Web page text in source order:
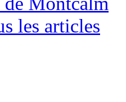
les articles